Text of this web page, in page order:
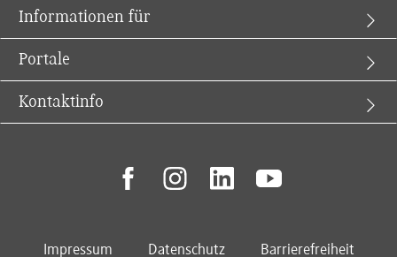
Informationen für
Portale
Kontaktinfo
facebookinstagramlinkedinyoutube
Impressum Datenschutz Barrierefreiheit